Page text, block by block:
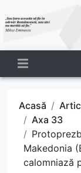
Acasă
Axa 33
Makedonia
calomniază